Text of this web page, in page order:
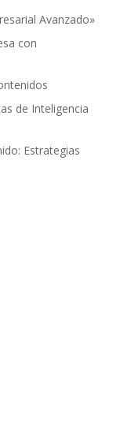
Avanzado»
con
de Inteligencia
Estrategias